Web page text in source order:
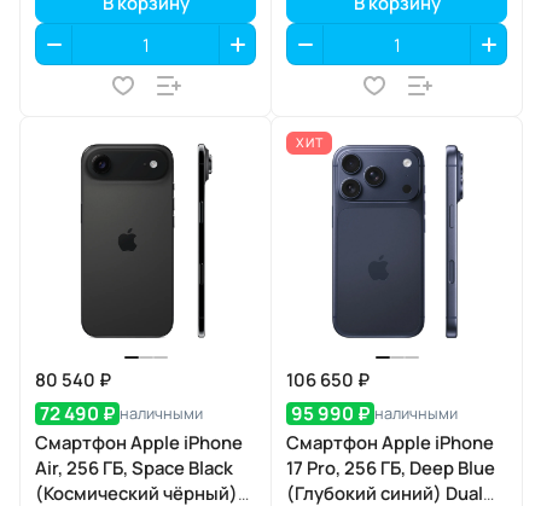
80 540 ₽
72 490 ₽ наличными
Смартфон Apple iPhone
Air, 256 ГБ, Space Black
(Космический чёрный)
ХИТ
106 650 ₽
95 990 ₽ наличными
Смартфон Apple iPhone
17 Pro, 256 ГБ, Deep Blue
(Глубокий синий) Dual